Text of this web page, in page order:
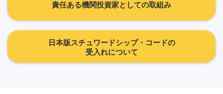
責任ある機関投資家としての取組み
日本版スチュワードシップ・コードの
受入れについて